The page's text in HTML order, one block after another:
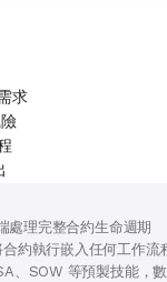
求
處理完整合約生命週期
約執行嵌入任何工作流
、SOW 等預製技能，